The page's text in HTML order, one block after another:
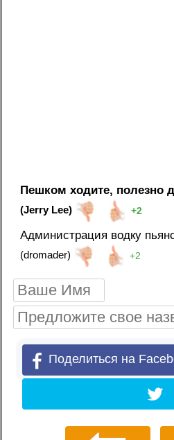
Пешком ходите, полезно
(Jerry Lee) +2
Администрация водку
(dromader) +2
Поделиться на